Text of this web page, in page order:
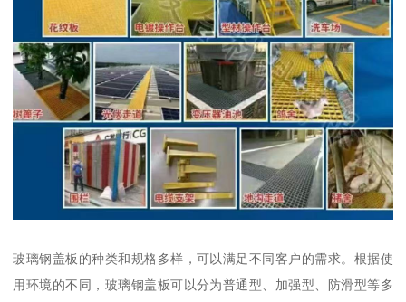
玻璃钢盖板的种类和规格多样，可以满足不同客户的需求。根据使
用环境的不同，玻璃钢盖板可以分为普通型、加强型、防滑型等多